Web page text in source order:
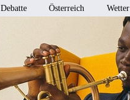
Debatte Österreich Wetter